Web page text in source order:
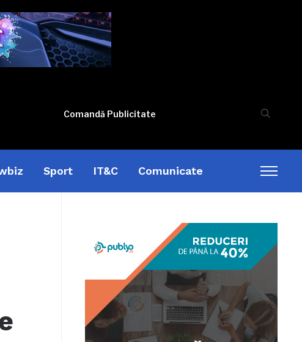
Comandă Publicitate
Sport IT&C Comunicate